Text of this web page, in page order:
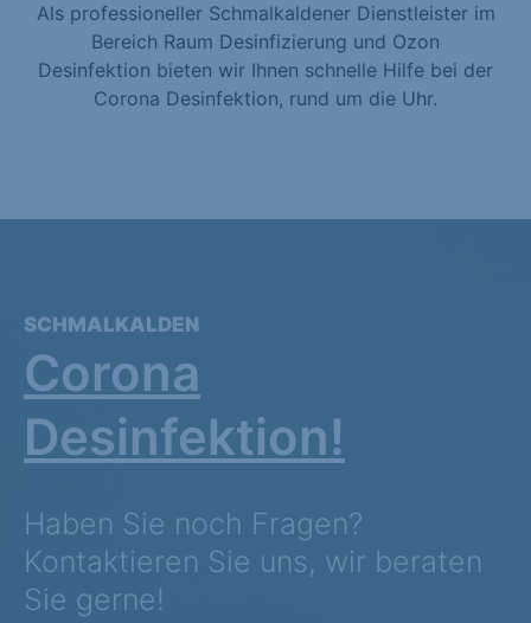
Als professioneller Schmalkaldener Dienstleister im
Bereich Raum Desinfizierung und Ozon
Desinfektion bieten wir Ihnen schnelle Hilfe bei der
Corona Desinfektion, rund um die Uhr.
SCHMALKALDEN
Corona
Desinfektion!
Haben Sie noch Fragen?
Kontaktieren Sie uns, wir beraten
Sie gerne!